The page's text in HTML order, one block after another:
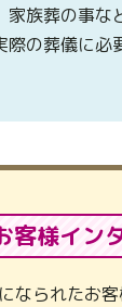
家族葬の事な
際の葬儀に必
客様イン
なられたお